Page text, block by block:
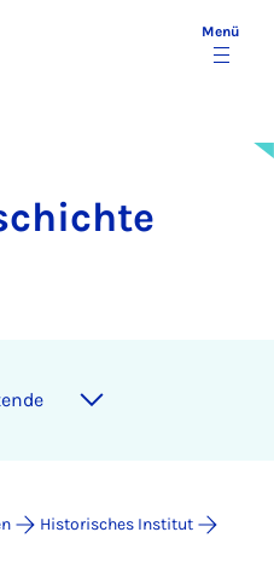
Menü
Historisches Institut